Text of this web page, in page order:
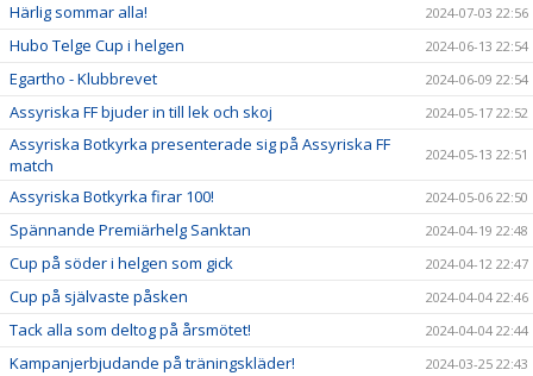
Härlig sommar alla! 2024-07-03 22:56
Hubo Telge Cup i helgen 2024-06-13 22:54
Egartho - Klubbrevet 2024-06-09 22:54
Assyriska FF bjuder in till lek och skoj 2024-05-17 22:52
Assyriska Botkyrka presenterade sig på Assyriska FF
match
2024-05-13 22:51
Assyriska Botkyrka firar 100! 2024-05-06 22:50
Spännande Premiärhelg Sanktan 2024-04-19 22:48
Cup på söder i helgen som gick 2024-04-12 22:47
Cup på självaste påsken 2024-04-04 22:46
Tack alla som deltog på årsmötet! 2024-04-04 22:44
Kampanjerbjudande på träningskläder! 2024-03-25 22:43